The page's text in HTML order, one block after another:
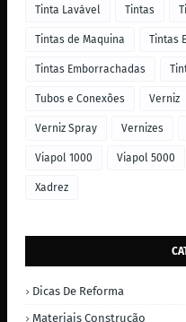
Tinta Lavável Tintas
Tintas de Maquina Tintas
Tintas Emborrachadas
Tubos e Conexões Verniz
Verniz Spray Vernizes
Viapol 1000 Viapol 5000
Xadrez
Dicas De Reforma
Materiais Construção